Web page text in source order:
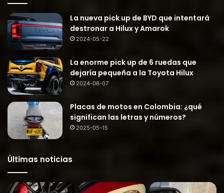
La nueva pick up de BYD que intentará
destronar a Hilux y Amarok
2024-05-22
La enorme pick up de 6 ruedas que
dejaría pequeña a la Toyota Hilux
2024-06-07
Placas de motos en Colombia: ¿qué
significan las letras y números?
2025-05-15
Últimas noticias